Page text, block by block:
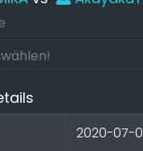
2020-07-